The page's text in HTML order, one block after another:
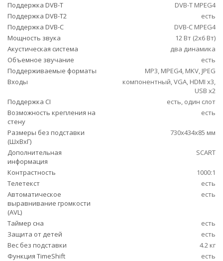
Поддержка DVB-T
DVB-T MPEG4
Поддержка DVB-T2
есть
Поддержка DVB-C
DVB-C MPEG4
Мощность звука
12 Вт (2х6 Вт)
Акустическая система
два динамика
Объемное звучание
есть
Поддерживаемые форматы
MP3, MPEG4, MKV, JPEG
Входы
компонентный, VGA, HDMI x3,
USB x2
Поддержка CI
есть, один слот
Возможность крепления на
стену
есть
Размеры без подставки
(ШxВxГ)
730x434x85 мм
Дополнительная
информация
SCART
Контрастность
1000:1
Телетекст
есть
Автоматическое
выравнивание громкости
(AVL)
есть
Таймер сна
есть
Защита от детей
есть
Вес без подставки
4.2 кг
Функция TimeShift
есть